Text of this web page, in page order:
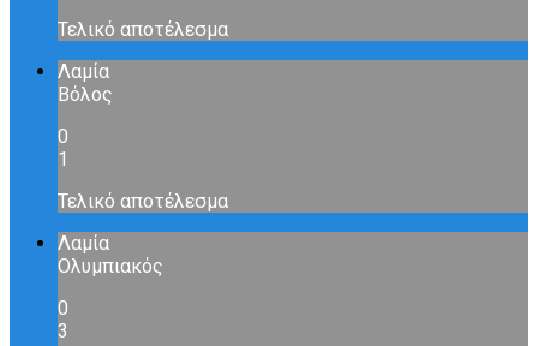
Τελικό αποτέλεσμα
Λαμία
Βόλος
0
1
Τελικό αποτέλεσμα
Λαμία
Ολυμπιακός
0
3